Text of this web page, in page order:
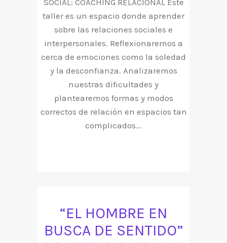
taller es un espacio donde aprender
sobre las relaciones sociales e
interpersonales. Reflexionaremos a
cerca de emociones como la soledad
y la desconfianza. Analizaremos
nuestras dificultades y
plantearemos formas y modos
correctos de relación en espacios tan
complicados...
“EL HOMBRE EN
BUSCA DE SENTIDO”